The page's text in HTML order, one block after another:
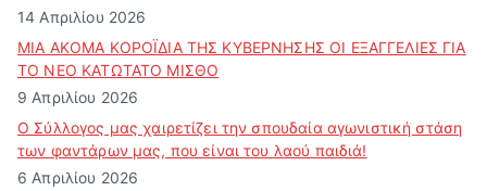
14 Απριλίου 2026
ΜΙΑ ΑΚΟΜΑ ΚΟΡΟΪΔΙΑ ΤΗΣ ΚΥΒΕΡΝΗΣΗΣ ΟΙ ΕΞΑΓΓΕΛΙΕΣ ΓΙΑ
ΤΟ ΝΕΟ ΚΑΤΩΤΑΤΟ ΜΙΣΘΟ
9 Απριλίου 2026
Ο Σύλλογος μας χαιρετίζει την σπουδαία αγωνιστική στάση
των φαντάρων μας, που είναι του λαού παιδιά!
6 Απριλίου 2026